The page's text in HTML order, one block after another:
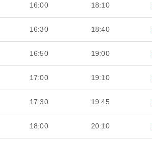
16:00 18:10
16:30 18:40
16:50 19:00
17:00 19:10
17:30 19:45
18:00 20:10